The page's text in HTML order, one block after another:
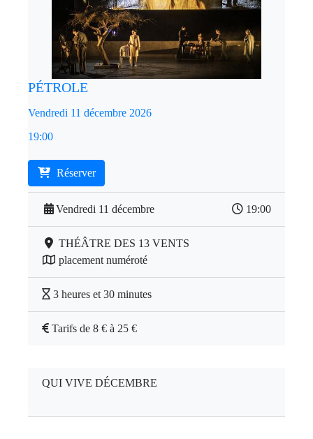
PÉTROLE
Vendredi 11 décembre 2026
19:00
Réserver
Vendredi 11 décembre 19:00
THÉÂTRE DES 13 VENTS
placement numéroté
3 heures et 30 minutes
Tarifs de 8 € à 25 €
QUI VIVE DÉCEMBRE